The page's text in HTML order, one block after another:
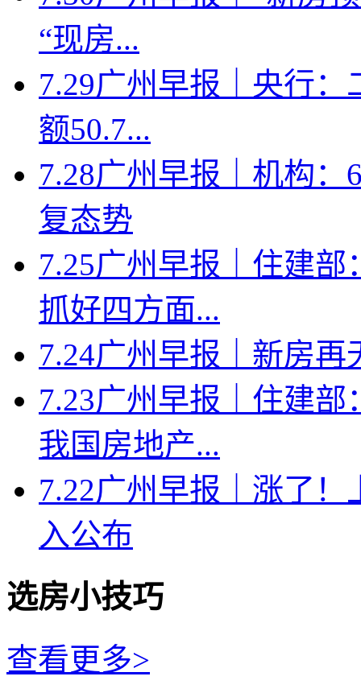
“现房...
7.29广州早报｜央行
额50.7...
7.28广州早报｜机构
复态势
7.25广州早报｜住建
抓好四方面...
7.24广州早报｜新房再
7.23广州早报｜住建
我国房地产...
7.22广州早报｜涨了
入公布
选房小技巧
查看更多>